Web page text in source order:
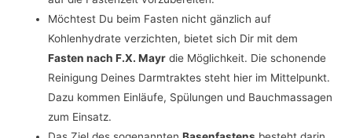
Möchtest Du beim Fasten nicht gänzlich auf
Kohlenhydrate verzichten, bietet sich Dir mit dem
Fasten nach F.X. Mayr die Möglichkeit. Die schonende
Reinigung Deines Darmtraktes steht hier im Mittelpunkt.
Dazu kommen Einläufe, Spülungen und Bauchmassagen
zum Einsatz.